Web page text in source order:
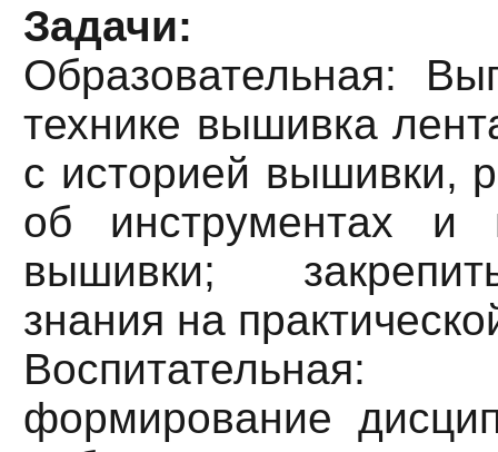
Задачи:
Образовательная:
технике вышивка
с историей вышивки,
об инструментах и
вышивки;
знания на
формирование